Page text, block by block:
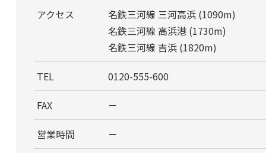
アクセス
名鉄三河線 三河高浜 (1090m)
名鉄三河線 高浜港 (1730m)
名鉄三河線 吉浜 (1820m)
TEL 0120-555-600
FAX －
営業時間 －